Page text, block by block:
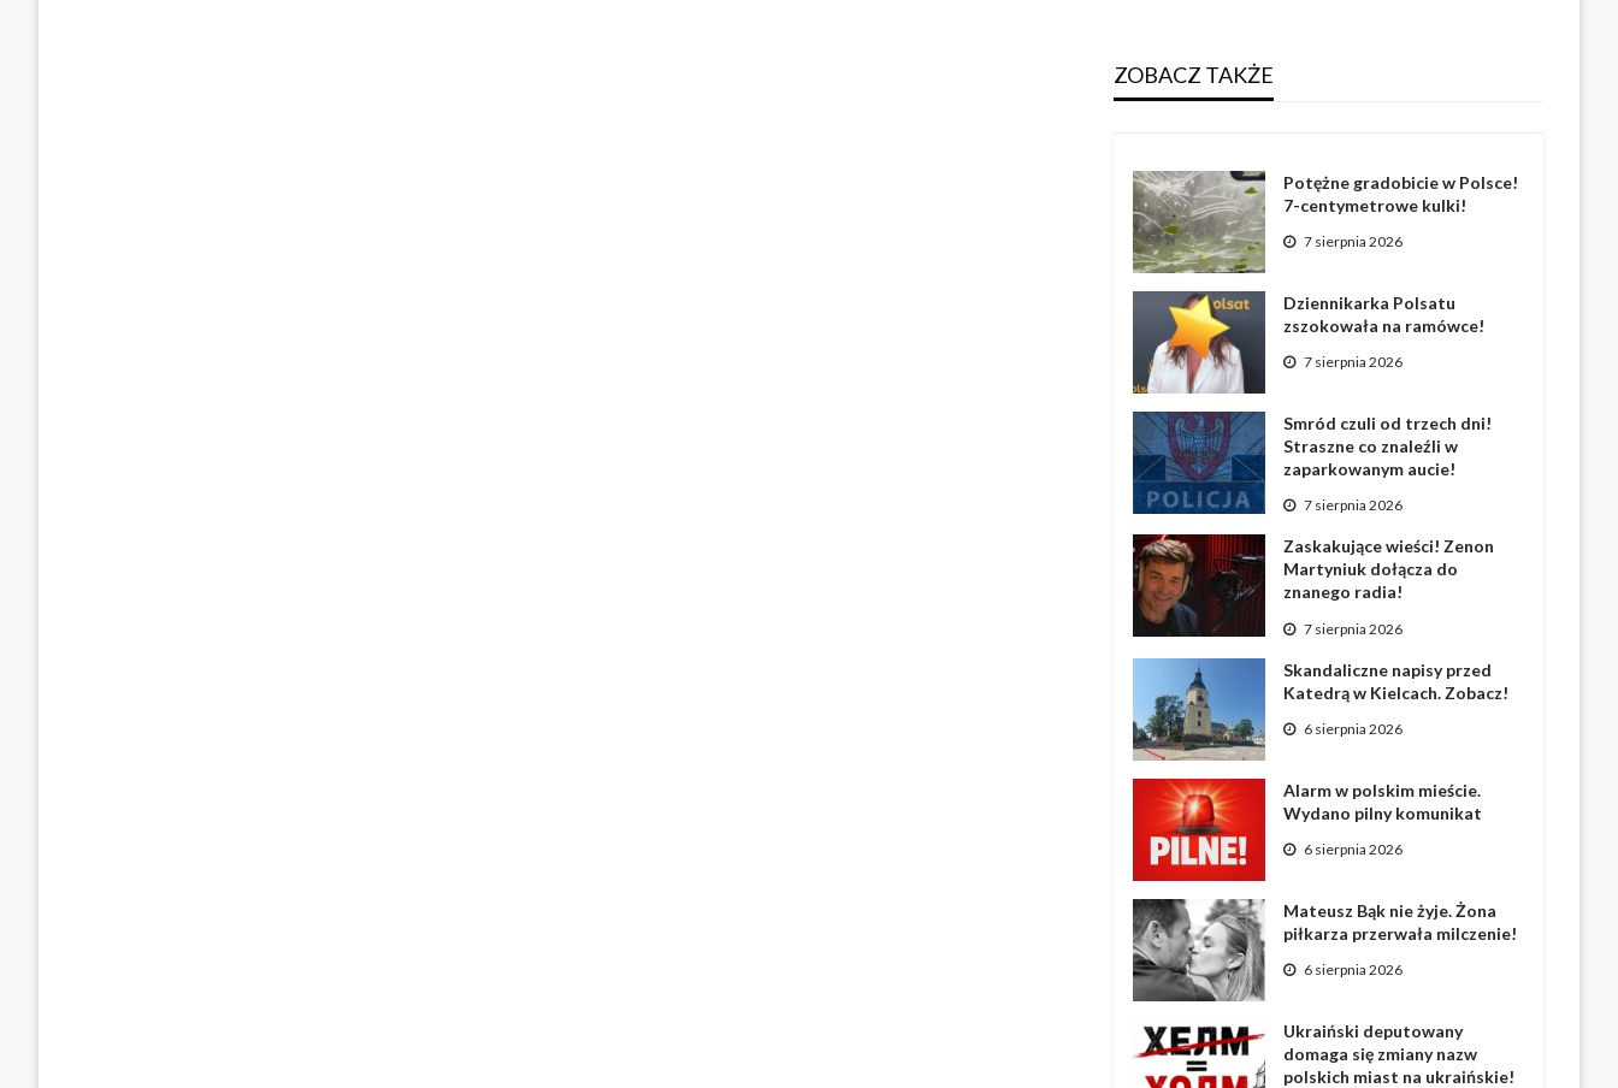
ZOBACZ TAKŻE
Potężne gradobicie w Polsce!
7-centymetrowe kulki!
7 sierpnia 2026
Dziennikarka Polsatu
zszokowała na ramówce!
7 sierpnia 2026
Smród czuli od trzech dni!
Straszne co znaleźli w
zaparkowanym aucie!
7 sierpnia 2026
Zaskakujące wieści! Zenon
Martyniuk dołącza do
znanego radia!
7 sierpnia 2026
Skandaliczne napisy przed
Katedrą w Kielcach. Zobacz!
6 sierpnia 2026
Alarm w polskim mieście.
Wydano pilny komunikat
6 sierpnia 2026
Mateusz Bąk nie żyje. Żona
piłkarza przerwała milczenie!
6 sierpnia 2026
Ukraiński deputowany
domaga się zmiany nazw
polskich miast na ukraińskie!